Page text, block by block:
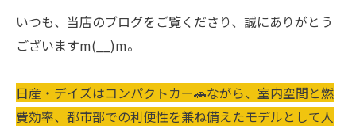
いつも、当店のブログをご覧くださり、誠にありがとう
ございますm(__)m。
日産・デイズはコンパクトカー🚗ながら、室内空間と燃
費効率、都市部での利便性を兼ね備えたモデルとして人